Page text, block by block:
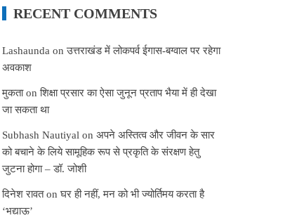
RECENT COMMENTS
Lashaunda onउत्तराखंड में लोकपर्व ईगास-बग्वाल पर रहेगा
अवकाश
मुकताonशिक्षा प्रसार का ऐसा जुनून प्रताप भैया में ही देखा
जा सकता था
Subhash Nautiyal onअपने अस्तित्व और जीवन के सार
को बचाने के लिये सामूहिक रूप से प्रकृति के संरक्षण हेतु
जुटना होगा – डॉ. जोशी
दिनेश रावतonघर ही नहीं, मन को भी ज्योर्तिमय करता है
‘भद्याऊ’